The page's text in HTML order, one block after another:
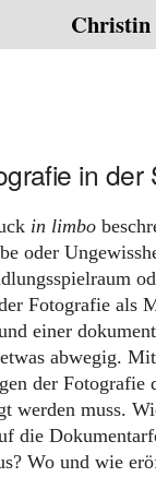
in der
in limbo
oder
Fotografie als
einer
abwegig.
der
werden muss.
die
Wo und wie